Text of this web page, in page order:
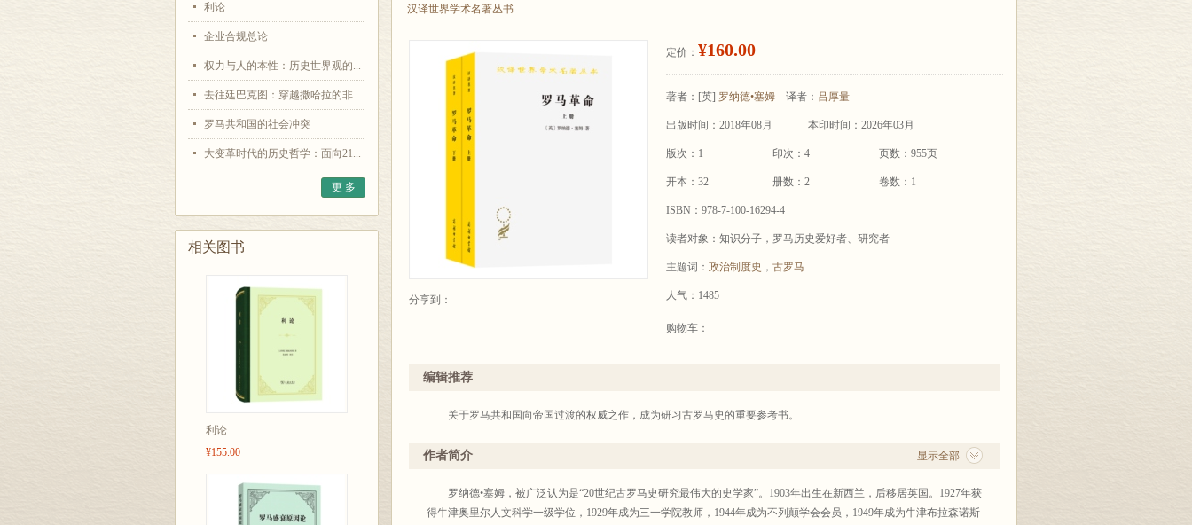
利论
企业合规总论
权力与人的本性：历史世界观的...
去往廷巴克图：穿越撒哈拉的非...
罗马共和国的社会冲突
大变革时代的历史哲学：面向21...
更 多
相关图书
利论
¥155.00
汉译世界学术名著丛书
分享到：
定价： ¥160.00
著者： [英] 罗纳德•塞姆 译者： 吕厚量
出版时间：2018年08月 本印时间：2026年03月
版次：1 印次：4 页数：955页
开本：32 册数：2 卷数：1
ISBN：978-7-100-16294-4
读者对象：知识分子，罗马历史爱好者、研究者
主题词： 政治制度史 ， 古罗马
人气：1485
购物车：
编辑推荐
关于罗马共和国向帝国过渡的权威之作，成为研习古罗马史的重要参考书。
显示全部
作者简介
罗纳德•塞姆，被广泛认为是“20世纪古罗马史研究最伟大的史学家”。1903年出生在新西兰，后移居英国。1927年获
得牛津奥里尔人文科学一级学位，1929年成为三一学院教师，1944年成为不列颠学会会员，1949年成为牛津布拉森诺斯